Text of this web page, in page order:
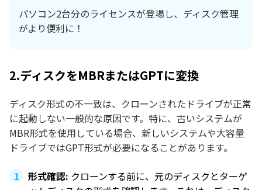
パソコン2台分のライセンスが登場し、ディスク管理
がより便利に！
2.ディスクをMBRまたはGPTに変換
ディスク形式の不一致は、クローンされたドライブが正常
に起動しない一般的な原因です。特に、古いシステムが
MBR形式を使用している場合、新しいシステムや大容量
ドライブではGPT形式が必要になることがあります。
形式確認: クローンする前に、元のディスクとターゲ